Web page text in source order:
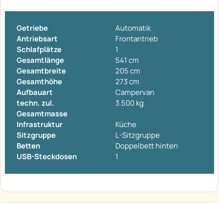
Getriebe
Automatik
Antriebsart
Frontantrieb
Schlafplätze
1
Gesamtlänge
541 cm
Gesamtbreite
205 cm
Gesamthöhe
273 cm
Aufbauart
Campervan
techn. zul.
Gesamtmasse
3.500 kg
Infrastruktur
Küche
Sitzgruppe
L-Sitzgruppe
Betten
Doppelbett hinten
USB-Steckdosen
1